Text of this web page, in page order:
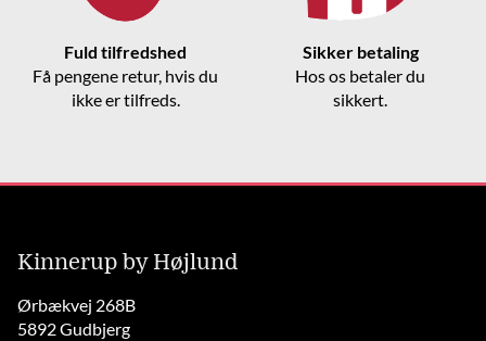
Fuld tilfredshed
Få pengene retur, hvis du
ikke er tilfreds.
Sikker betaling
Hos os betaler du
sikkert.
Kinnerup by Højlund
Ørbækvej 268B
5892 Gudbjerg